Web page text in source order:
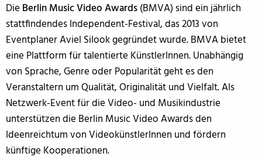
Die Berlin Music Video Awards(BMVA) sind ein jährlich
stattfindendes Independent-Festival, das 2013 von
Eventplaner Aviel Silook gegründet wurde. BMVA bietet
eine Plattform für talentierte KünstlerInnen. Unabhängig
von Sprache, Genre oder Popularität geht es den
Veranstaltern um Qualität, Originalität und Vielfalt. Als
Netzwerk-Event für die Video- und Musikindustrie
unterstützen die Berlin Music Video Awards den
Ideenreichtum von VideokünstlerInnen und fördern
künftige Kooperationen.